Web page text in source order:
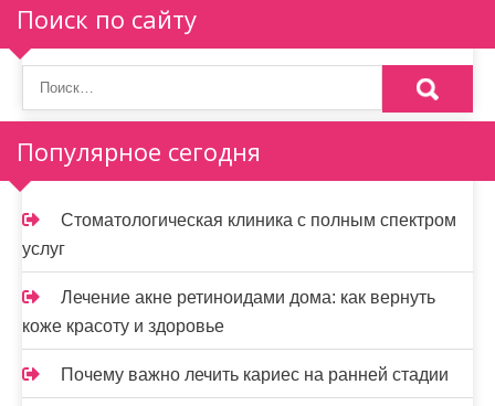
Поиск по сайту
Популярное сегодня
Стоматологическая клиника с полным спектром
услуг
Лечение акне ретиноидами дома: как вернуть
коже красоту и здоровье
Почему важно лечить кариес на ранней стадии